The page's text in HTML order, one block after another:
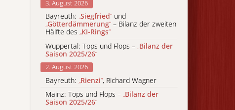
3. August 2026
Bayreuth: „Siegfried“ und
„Götterdämmerung“ – Bilanz der zweiten
Hälfte des „KI-Rings“
Wuppertal: Tops und Flops – „Bilanz der
Saison 2025/26“
2. August 2026
Bayreuth: „Rienzi“, Richard Wagner
Mainz: Tops und Flops – „Bilanz der
Saison 2025/26“